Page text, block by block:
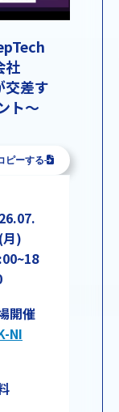
社
差す
ト〜
ピーする
月)
開催
NI